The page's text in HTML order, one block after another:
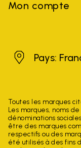
Mon compte
FrancePays:
Toutes les marques
Les marques, noms
dénominations
être des marques
respectifs ou des
été utilisés à des fins